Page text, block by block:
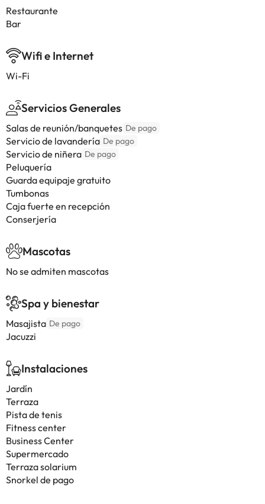
Restaurante
Bar
Wifi e Internet
Wi-Fi
Servicios Generales
Salas de reunión/banquetes De pago
Servicio de lavandería De pago
Servicio de niñera De pago
Peluquería
Guarda equipaje gratuito
Tumbonas
Caja fuerte en recepción
Conserjería
Mascotas
No se admiten mascotas
Spa y bienestar
Masajista De pago
Jacuzzi
Instalaciones
Jardín
Terraza
Pista de tenis
Fitness center
Business Center
Supermercado
Terraza solarium
Snorkel de pago